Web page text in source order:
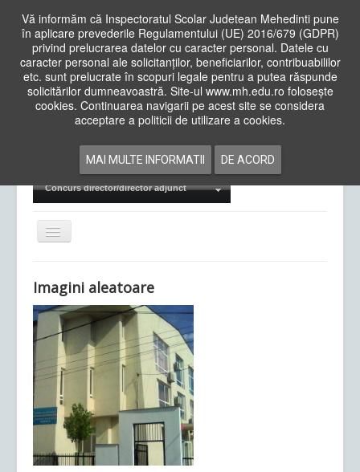
Vă informăm că Inspectoratul Scolar Judetean Mehedinti pune
în aplicare prevederile Regulamentului (UE) 2016/679 (GDPR)
privind prelucrarea datelor cu caracter personal. Datele cu
caracter personal ale solicitanților, beneficiarilor, contribuabililor
etc. sunt prelucrate în scopuri legale pentru a putea răspunde
solicitărilor dumneavoastră. Site-ul www.mh.edu.ro folosește
cookies. Continuarea navigarii pe acest site se considera
acceptare a politicii de utilizare a cookies.
MAI MULTE INFORMATII DE ACORD
Cauta
in
siteAcasa Cadre Didactice
Examene Naționale
Concurs director/director adjunct
Comută
navigarea
Ultimele articole: Vi, 04.11.2022 -
Județean Mehedinți
Imagini aleatoare